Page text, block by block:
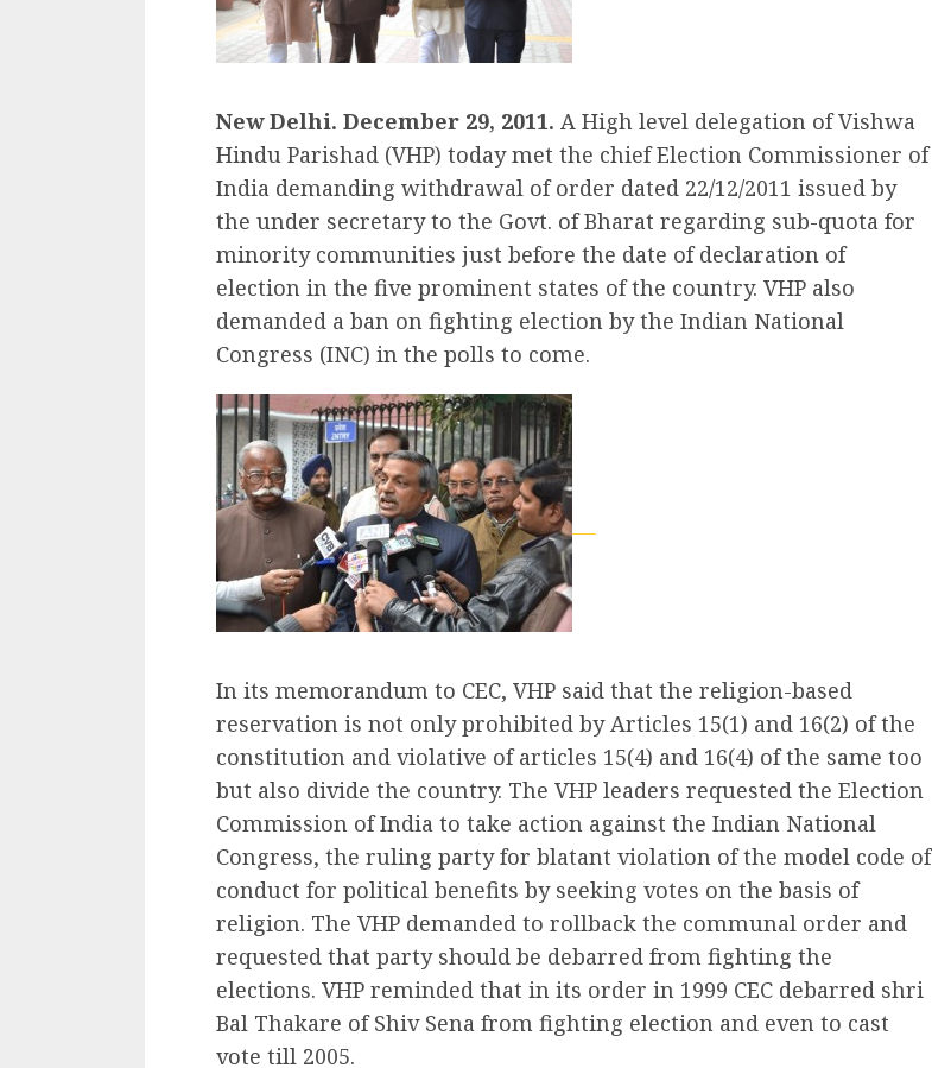
New Delhi. December 29, 2011. A High level delegation of Vishwa
Hindu Parishad (VHP) today met the chief Election Commissioner of
India demanding withdrawal of order dated 22/12/2011 issued by
the under secretary to the Govt. of Bharat regarding sub-quota for
minority communities just before the date of declaration of
election in the five prominent states of the country. VHP also
demanded a ban on fighting election by the Indian National
Congress (INC) in the polls to come.
In its memorandum to CEC, VHP said that the religion-based
reservation is not only prohibited by Articles 15(1) and 16(2) of the
constitution and violative of articles 15(4) and 16(4) of the same too
but also divide the country. The VHP leaders requested the Election
Commission of India to take action against the Indian National
Congress, the ruling party for blatant violation of the model code of
conduct for political benefits by seeking votes on the basis of
religion. The VHP demanded to rollback the communal order and
requested that party should be debarred from fighting the
elections. VHP reminded that in its order in 1999 CEC debarred shri
Bal Thakare of Shiv Sena from fighting election and even to cast
vote till 2005.